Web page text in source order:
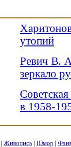
утопий
Ревич В.
зеркало
в 1958-
| Живопись | Юмор |